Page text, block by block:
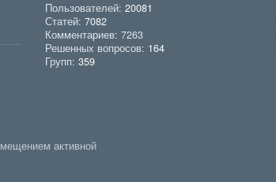
Пользователей: 20081
Статей: 7082
Комментариев: 7263
Решенных вопросов: 164
Групп: 359
активной